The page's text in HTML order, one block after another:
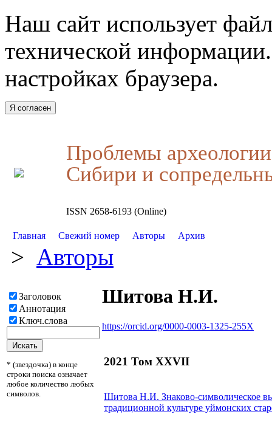
Наш сайт использует
технической
настройках браузера.
Я согласен
Проблемы
Сибири и
ISSN 2658-6193 (Online)
Главная Свежий номер Авторы Архив
> Авторы
Заголовок
Аннотация
Ключ.слова
* (звездочка) в конце
строки поиска означает
любое количество любых
символов.
Шитова Н.И.
https://orcid.org/0000-0003-1325-255X
2021 Том XXVII
Шитова Н.И. Знаково-символическое
традиционной культуре уймонских